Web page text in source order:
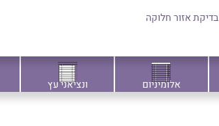
בדיקת אזור חלוקה
אלומיניום ונציאני עץ